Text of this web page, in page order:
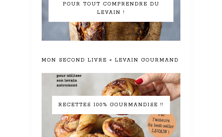
POUR TOUT COMPRENDRE DU
LEVAIN !
MON SECOND LIVRE « LEVAIN GOURMAND »
RECETTES 100% GOURMANDISE !!